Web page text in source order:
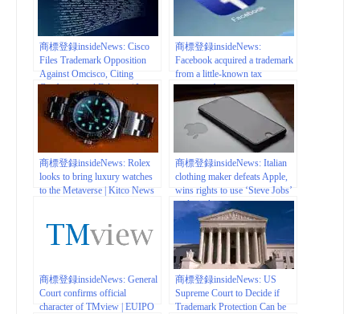
商標登録insideNews: Cisco
Files Trademark Opposition
Against Omcisco, Citing
Confusion and Dilution | Law
Street Media
商標登録insideNews:
Facebook acquired a trademark
from a little-known tax
company for its secret crypto
project – The Block
商標登録insideNews: Rolex
looks to bring luxury watches
to the Metaverse | Kitco News
商標登録insideNews: Italian
clothing maker defeats Apple,
wins rights to use ‘Steve Jobs’
trademark
商標登録insideNews: General
Court confirms official
character of TMview | EUIPO
商標登録insideNews: US
Supreme Court to Decide if
Trademark Protection Can be